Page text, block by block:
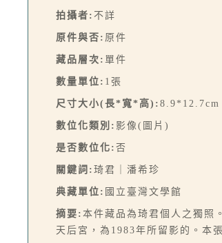
拍攝者: 不詳
原件與否: 原件
藏品層次: 單件
數量單位: 1張
尺寸大小(長*寬*高): 8.9*12.7cm
數位化類別: 影像(圖片)
是否數位化: 否
關鍵詞: 琦君｜潘希珍
典藏單位: 國立臺灣文學館
摘要: 本件藏品為琦君個人之獨照
天后宮，為1983年所留影的。本